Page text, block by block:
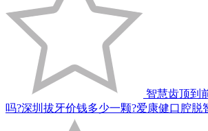
智慧齿顶到
吗?深圳拔牙价钱多少一颗?爱康健口腔脱